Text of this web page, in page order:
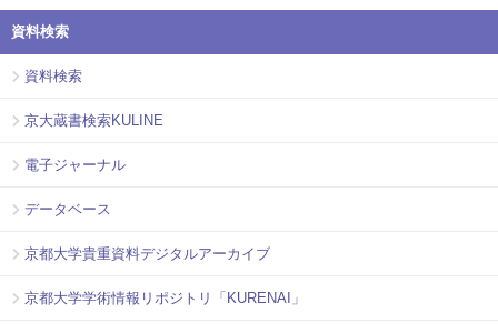
資料検索
資料検索
京大蔵書検索KULINE
電子ジャーナル
データベース
京都大学貴重資料デジタルアーカイブ
京都大学学術情報リポジトリ「KURENAI」